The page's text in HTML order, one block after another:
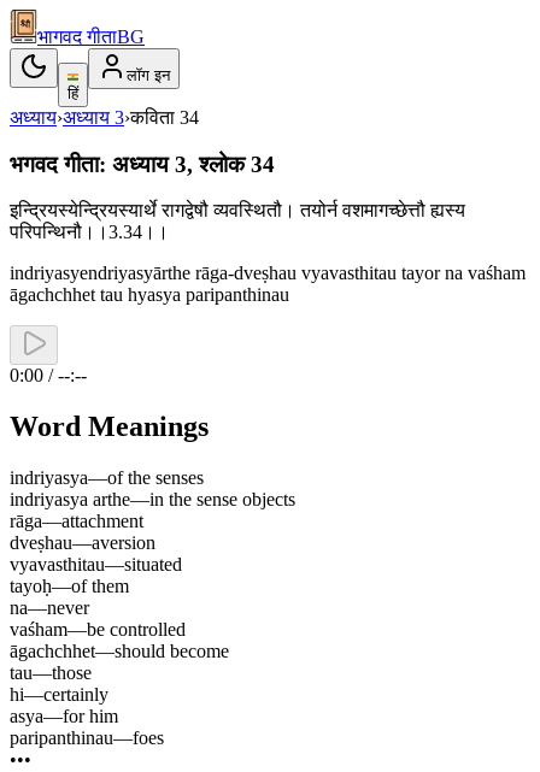
भागवद गीताBG
हिं
लॉग इन
अध्याय›अध्याय 3›कविता 34
भगवद गीता: अध्याय 3, श्लोक 34
इन्द्रियस्येन्द्रियस्यार्थे रागद्वेषौ व्यवस्थितौ। तयोर्न वशमागच्छेत्तौ ह्यस्य
परिपन्थिनौ।।3.34।।
indriyasyendriyasyārthe rāga-dveṣhau vyavasthitau tayor na vaśham
āgachchhet tau hyasya paripanthinau
0:00 / --:--
Word Meanings
indriyasya—of the senses
indriyasya arthe—in the sense objects
rāga—attachment
dveṣhau—aversion
vyavasthitau—situated
tayoḥ—of them
na—never
vaśham—be controlled
āgachchhet—should become
tau—those
hi—certainly
asya—for him
paripanthinau—foes
•••